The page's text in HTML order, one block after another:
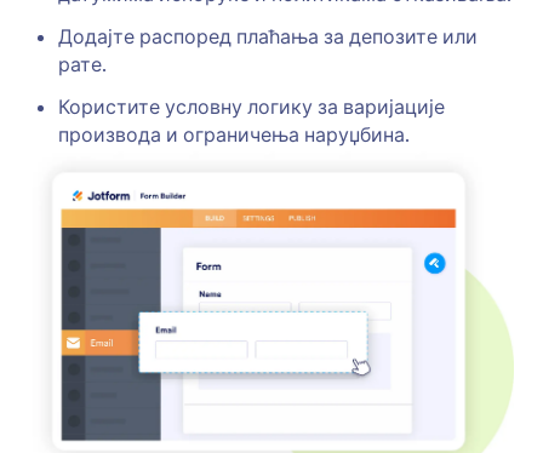
Додајте распоред плаћања за депозите или
рате.
Користите условну логику за варијације
производа и ограничења наруџбина.